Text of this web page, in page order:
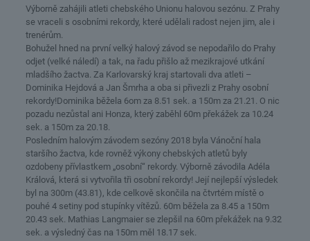
Výborně zahájili atleti chebského Unionu halovou sezónu. Z Prahy
se vraceli s osobními rekordy, které udělali radost nejen jim, ale i
trenérům.
Bohužel hned na první velký halový závod se nepodařilo do Prahy
odjet (velké náledí) a tak, na řadu přišlo až mezikrajové utkání
mladšího žactva. Za Karlovarský kraj startovali dva atleti –
Dominika Hejdová a Jan Šmrha a oba si přivezli z Prahy osobní
rekordy!Dominika běžela 6om za 8.51 sek. a 150m za 21.21. O nic
pozadu nezůstal ani Honza, který zaběhl 60m překážek za 10.24
sek. a 150m za 20.18.
Posledním halovým závodem sezóny 2018 byla Vánoční hala
staršího žactva, kde rovněž výkony chebských atletů byly
ozdobeny přívlastkem „osobní“ rekordy. Výborně závodila Adéla
Králová, která si vytvořila tři osobní rekordy! Její nejlepší výsledek
byl na 300m (43.81), kde celkově skončila na čtvrtém místě o
pouhé 4 setiny pod stupínky vítězů. 60m běžela za 8.45 a 150m
20.43 sek. Mathias Langmaier se zlepšil na 60m překážek na 9.32
sek. a výsledný čas na 150m měl 18.17 sek.